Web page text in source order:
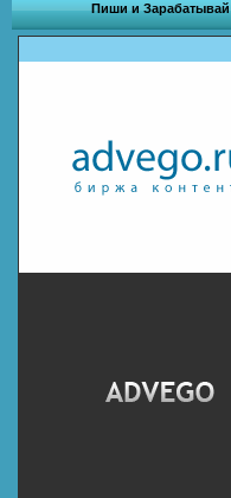
Пиши и Зарабатывай